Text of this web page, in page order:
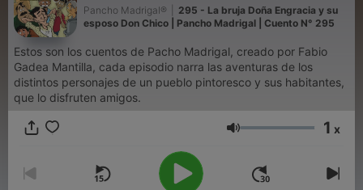
Pancho Madrigal®
295 - La bruja Doña Engracia y su
esposo Don Chico | Pancho Madrigal | Cuento N° 295
Estos son los cuentos de Pacho Madrigal, creado por Fabio
Gadea Mantilla, cada episodio narra las aventuras de los
distintos personajes de un pueblo pintoresco y sus habitantes,
que lo disfruten amigos.
Volume 1 x